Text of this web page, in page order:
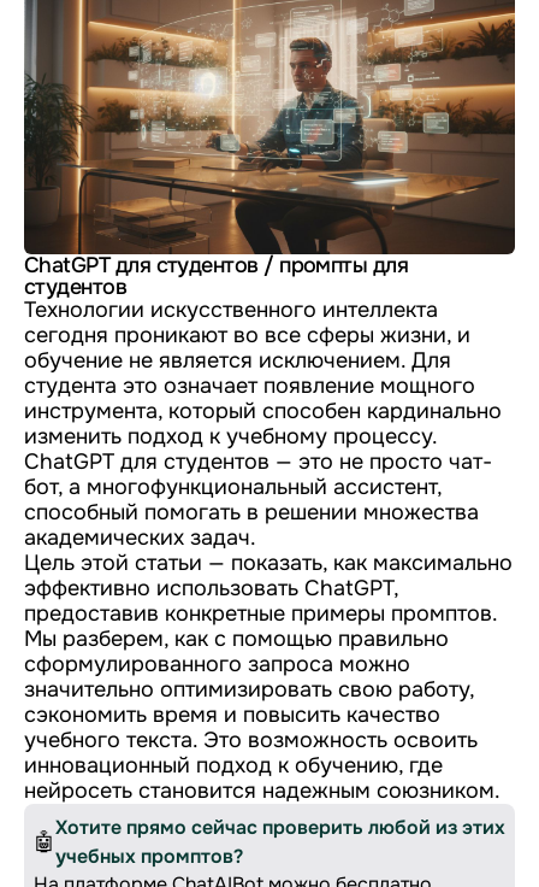
ChatGPT для студентов / промпты для
студентов
Технологии искусственного интеллекта
сегодня проникают во все сферы жизни, и
обучение не является исключением. Для
студента это означает появление мощного
инструмента, который способен кардинально
изменить подход к учебному процессу.
ChatGPT для студентов — это не просто чат-
бот, а многофункциональный ассистент,
способный помогать в решении множества
академических задач.
Цель этой статьи — показать, как максимально
эффективно использовать ChatGPT,
предоставив конкретные примеры промптов.
Мы разберем, как с помощью правильно
сформулированного запроса можно
значительно оптимизировать свою работу,
сэкономить время и повысить качество
учебного текста. Это возможность освоить
инновационный подход к обучению, где
нейросеть становится надежным союзником.
🤖
Хотите прямо сейчас проверить любой из этих
учебных промптов?